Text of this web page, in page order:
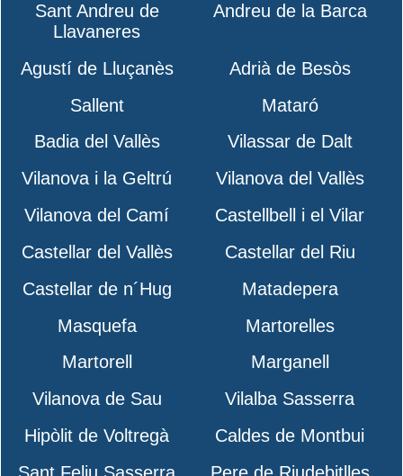
Sant Andreu de
Llavaneres
Andreu de la Barca
Agustí de Lluçanès
Adrià de Besòs
Sallent
Mataró
Badia del Vallès
Vilassar de Dalt
Vilanova i la Geltrú
Vilanova del Vallès
Vilanova del Camí
Castellbell i el Vilar
Castellar del Vallès
Castellar del Riu
Castellar de n´Hug
Matadepera
Masquefa
Martorelles
Martorell
Marganell
Vilanova de Sau
Vilalba Sasserra
Hipòlit de Voltregà
Caldes de Montbui